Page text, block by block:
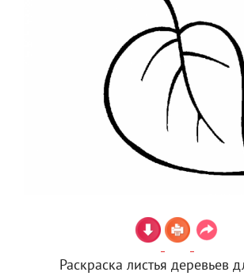
Раскраска листья деревьев